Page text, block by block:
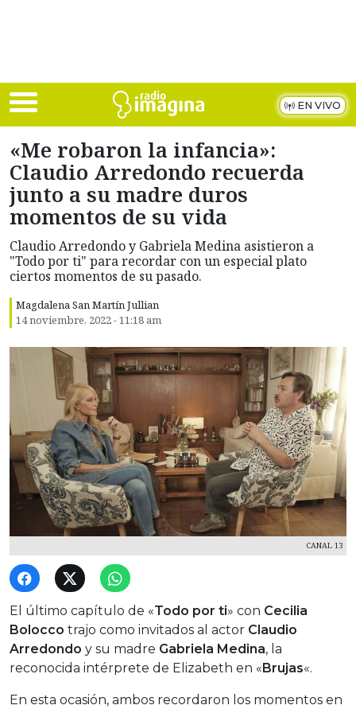
EN VIVO
«Me robaron la infancia»:
Claudio Arredondo recuerda
junto a su madre duros
momentos de su vida
Claudio Arredondo y Gabriela Medina asistieron a
"Todo por ti" para recordar con un especial plato
ciertos momentos de su pasado.
Magdalena San Martín Jullian
14 noviembre, 2022 - 11:18 am
CANAL 13
El último capítulo de «Todo por ti» con Cecilia
Bolocco trajo como invitados al actor Claudio
Arredondo y su madre Gabriela Medina, la
reconocida intérprete de Elizabeth en « Brujas«.
En esta ocasión, ambos recordaron los momentos en